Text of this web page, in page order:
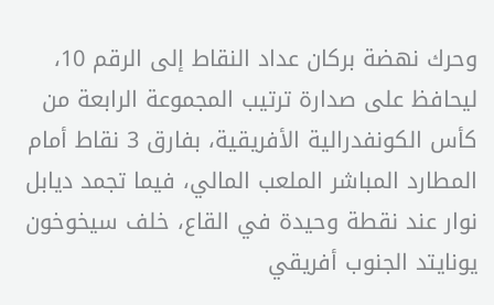
وحرك نهضة بركان عداد النقاط إلى الرقم 10،
ليحافظ على صدارة ترتيب المجموعة الرابعة من
كأس الكونفدرالية الأفريقية، بفارق 3 نقاط أمام
المطارد المباشر الملعب المالي، فيما تجمد ديابل
نوار عند نقطة وحيدة في القاع، خلف سيخوخون
يونايتد الجنوب أفريقي